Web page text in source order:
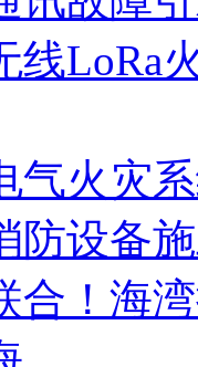
线LoRa
气火灾
防设备
合！海